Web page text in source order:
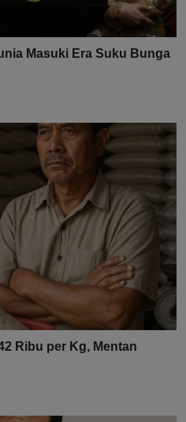
Masuki Era Suku Bunga
Ribu per Kg, Mentan